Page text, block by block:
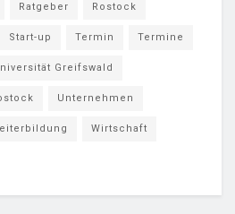
Ratgeber Rostock
Start-up Termin Termine
Greifswald
Unternehmen
Wirtschaft